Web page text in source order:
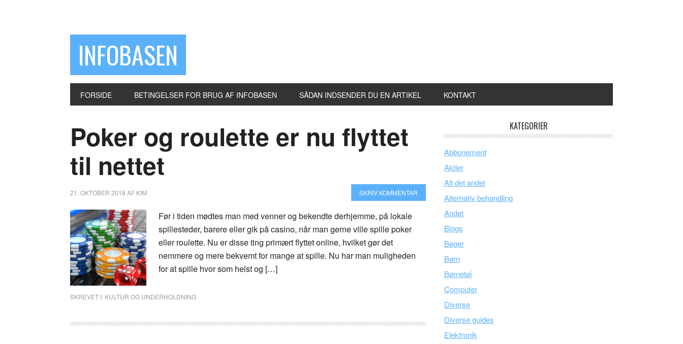
INFOBASEN
FORSIDE BETINGELSER FOR BRUG AF INFOBASEN SÅDAN INDSENDER DU EN ARTIKEL KONTAKT
Poker og roulette er nu flyttet
til nettet
21. OKTOBER 2018 AF KIM SKRIV KOMMENTAR
Før i tiden mødtes man med venner og bekendte derhjemme, på lokale
spillesteder, barere eller gik på casino, når man gerne ville spille poker
eller roulette. Nu er disse ting primært flyttet online, hvilket gør det
nemmere og mere bekvemt for mange at spille. Nu har man muligheden
for at spille hvor som helst og […]
SKREVET I: KULTUR OG UNDERHOLDNING
KATEGORIER
Abbonement
Aktier
Alt det andet
Alternativ behandling
Andet
Blogs
Bøger
Børn
Børnetøj
Computer
Diverse
Diverse guides
Elektronik